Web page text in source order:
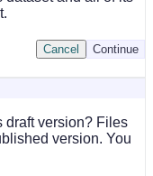
Continue
Cancel
draft version? Files
version. You